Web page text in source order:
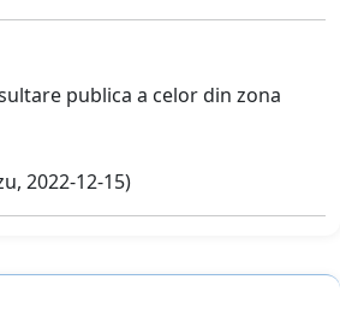
publica a celor din zona
2022-12-15)